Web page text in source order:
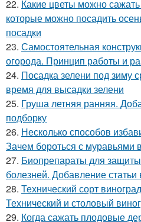
22. Какие цветы можно
которые можно посадить
посадки
23. Самостоятельная
огорода. Принцип работы и
24. Посадка зелени под зиму
время для высадки зелени
25. Груша летняя ранняя.
подборку
26. Несколько способов
Зачем бороться с муравьями
27. Биопрепараты для
болезней. Добавление
28. Технический сорт
Технический и столовый
29. Когда сажать плодовые